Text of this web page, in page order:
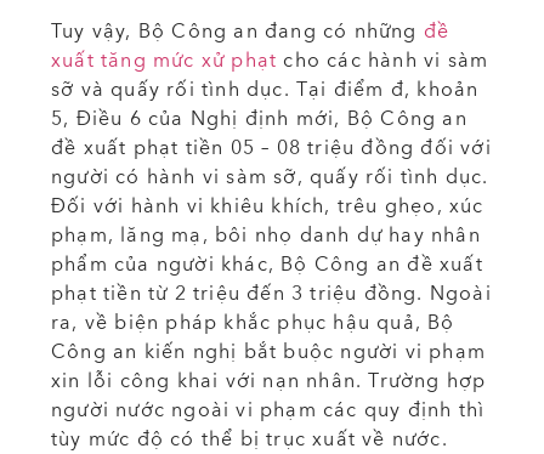
Tuy vậy, Bộ Công an đang có những đề
xuất tăng mức xử phạt cho các hành vi sàm
sỡ và quấy rối tình dục. Tại điểm đ, khoản
5, Điều 6 của Nghị định mới, Bộ Công an
đề xuất phạt tiền 05 – 08 triệu đồng đối với
người có hành vi sàm sỡ, quấy rối tình dục.
Đối với hành vi khiêu khích, trêu ghẹo, xúc
phạm, lăng mạ, bôi nhọ danh dự hay nhân
phẩm của người khác, Bộ Công an đề xuất
phạt tiền từ 2 triệu đến 3 triệu đồng. Ngoài
ra, về biện pháp khắc phục hậu quả, Bộ
Công an kiến nghị bắt buộc người vi phạm
xin lỗi công khai với nạn nhân. Trường hợp
người nước ngoài vi phạm các quy định thì
tùy mức độ có thể bị trục xuất về nước.